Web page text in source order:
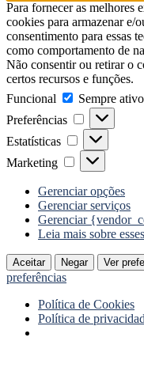
Para fornecer as melhores
cookies para armazenar e/
consentimento para essas
como comportamento de
Não consentir ou retirar o
certos recursos e funções.
Funcional
Funcional
Sempre ativo
Preferências
Preferências
Estatísticas Estatísticas
Marketing Marketing
Gerenciar opções
Gerenciar serviços
Gerenciar
Leia mais sobre
Aceitar Negar Ver
preferências
Política de Cookies
Política de